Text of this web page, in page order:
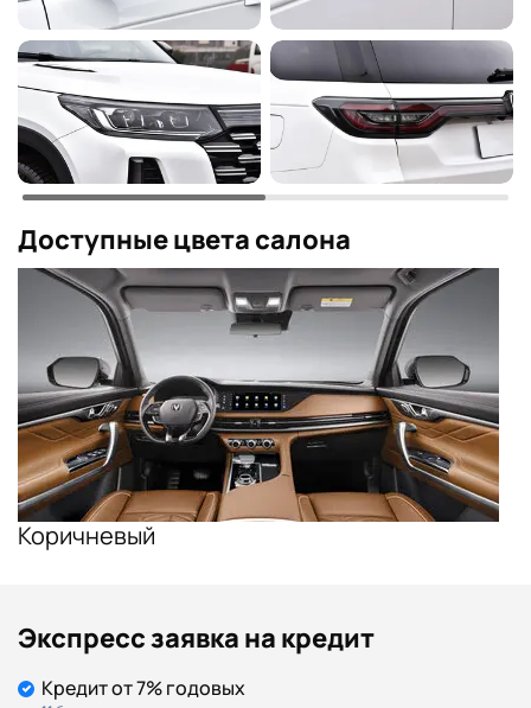
Доступные цвета салона
Коричневый
Экспресс заявка на кредит
Кредит от 7% годовых